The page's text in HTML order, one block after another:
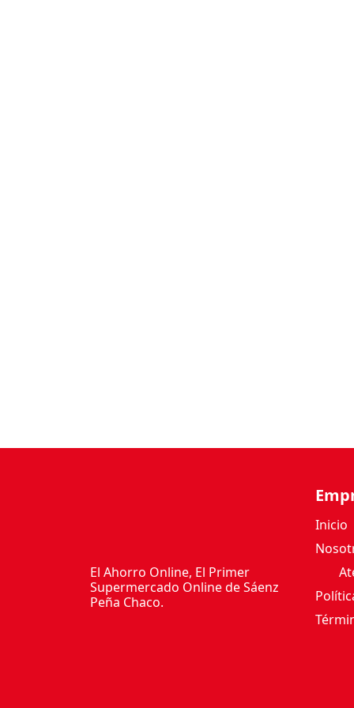
El Ahorro Online, El Primer
Supermercado Online de Sáenz
Peña Chaco.
Inicio